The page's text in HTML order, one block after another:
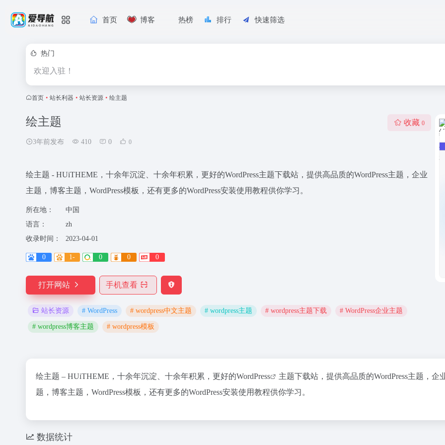
首页 博客 热榜 排行 快速筛选
热门
欢迎入驻！
首页 • 站长利器 • 站长资源 • 绘主题
绘主题
3年前发布 410 0 0
收藏 0
绘主题 - HUiTHEME，十余年沉淀、十余年积累，更好的WordPress主题下载站，提供高品质的WordPress主题，企业
主题，博客主题，WordPress模板，还有更多的WordPress安装使用教程供你学习。
所在地：
中国
语言：
zh
收录时间：
2023-04-01
0 1- 0 0 0
打开网站 手机查看
站长资源 # WordPress # wordpress中文主题 # wordpress主题 # wordpress主题下载 # WordPress企业主题
# wordpress博客主题 # wordpress模板
绘主题 – HUiTHEME，十余年沉淀、十余年积累，更好的WordPress
主题下载站，提供高品质的WordPress主题，企
题，博客主题，WordPress模板，还有更多的WordPress安装使用教程供你学习。
数据统计